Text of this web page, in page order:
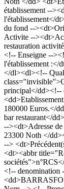
établissement --
l'établissement</
du fond --
Activite --
restauration
<!-- Enseigne --
l'établissement :</
</dl><dl><!--
principal</dd><!--
180000 Euros.</
bar restaurant</
--><dt>Adresse
23300 Noth </
-->
<dt><abbr
<!-- denomination